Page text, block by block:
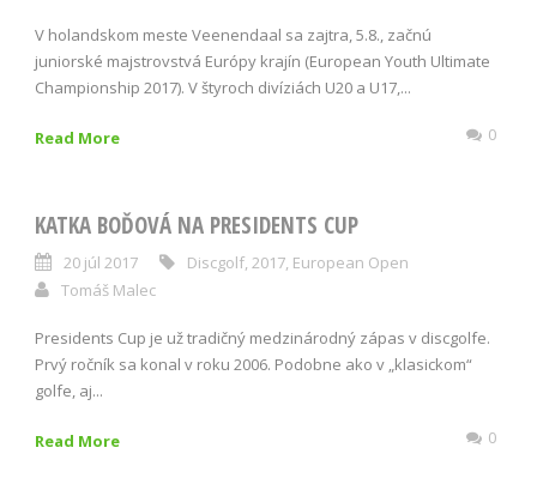
V holandskom meste Veenendaal sa zajtra, 5.8., začnú
juniorské majstrovstvá Európy krajín (European Youth Ultimate
Championship 2017). V štyroch divíziách U20 a U17,...
Read More 0
KATKA BOĎOVÁ NA PRESIDENTS CUP
20 júl 2017 Discgolf, 2017, European Open
Tomáš Malec
Presidents Cup je už tradičný medzinárodný zápas v discgolfe.
Prvý ročník sa konal v roku 2006. Podobne ako v „klasickom“
golfe, aj...
Read More 0